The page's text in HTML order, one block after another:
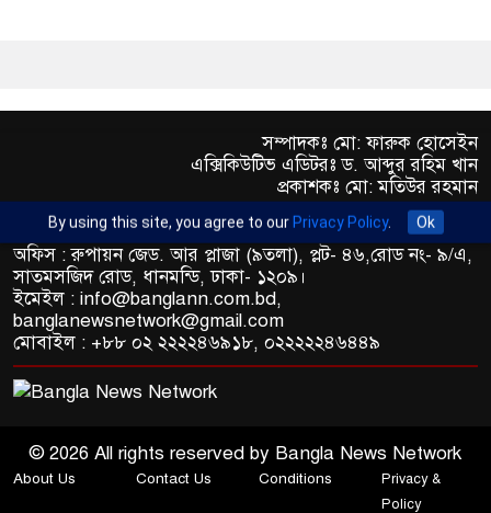
সম্পাদকঃ মো: ফারুক হোসেইন
এক্সিকিউটিভ এডিটরঃ ড. আব্দুর রহিম খান
প্রকাশকঃ মো: মতিউর রহমান
অফিস : রুপায়ন জেড. আর প্লাজা (৯তলা), প্লট- ৪৬,রোড নং- ৯/এ,
সাতমসজিদ রোড, ধানমন্ডি, ঢাকা- ১২০৯।
ইমেইল : info@banglann.com.bd,
banglanewsnetwork@gmail.com
মোবাইল : +৮৮ ০২ ২২২২৪৬৯১৮, ০২২২২২৪৬৪৪৯
© 2026 All rights reserved by Bangla News Network
About Us Contact Us Conditions
Privacy &
Policy
By using this site, you agree to our Privacy Policy. Ok